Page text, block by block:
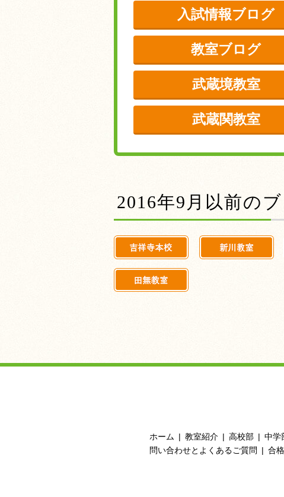
入試情報ブログ
教室ブログ
武蔵境教室
武蔵関教室
2016年9月以前の
ホーム 教室紹介 高校部 中学
問い合わせとよくあるご質問
合